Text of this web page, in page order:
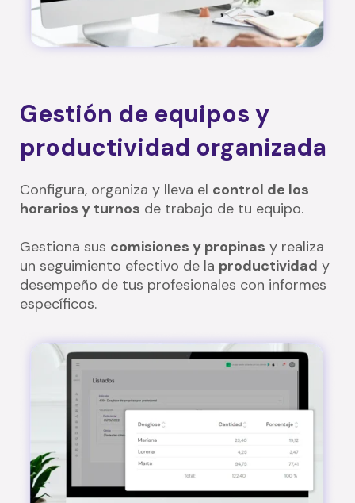
Gestión de equipos y
productividad organizada
Configura, organiza y lleva el control de los
horarios y turnos de trabajo de tu equipo.
Gestiona sus comisiones y propinas y realiza
un seguimiento efectivo de la productividad y
desempeño de tus profesionales con informes
específicos.